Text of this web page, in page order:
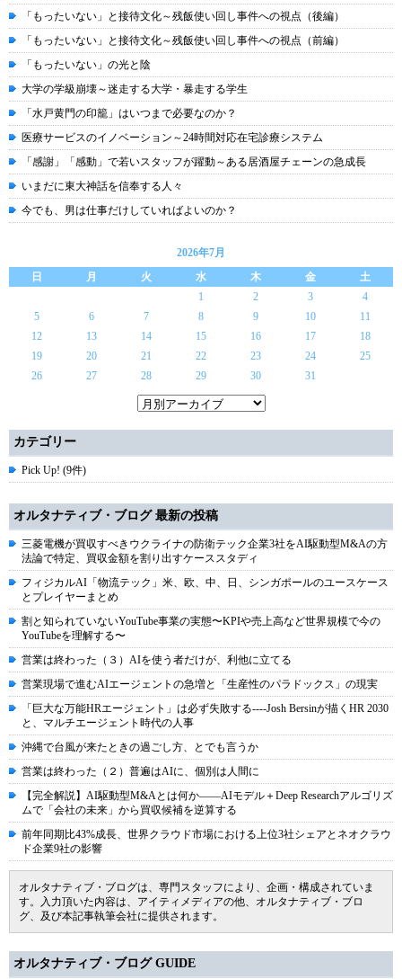
「もったいない」と接待文化～残飯使い回し事件への視点（後編）
「もったいない」と接待文化～残飯使い回し事件への視点（前編）
「もったいない」の光と陰
大学の学級崩壊～迷走する大学・暴走する学生
「水戸黄門の印籠」はいつまで必要なのか？
医療サービスのイノベーション～24時間対応在宅診療システム
「感謝」「感動」で若いスタッフが躍動～ある居酒屋チェーンの急成長
いまだに東大神話を信奉する人々
今でも、男は仕事だけしていればよいのか？
2026年7月
日
月 火 水 木 金
土
1
2 3
4
5
6 7 8 9 10
11
12
13 14 15 16 17
18
19
20 21 22 23 24
25
26
27 28 29 30 31
カテゴリー
Pick Up! (9件)
オルタナティブ・ブログ 最新の投稿
三菱電機が買収すべきウクライナの防衛テック企業3社をAI駆動型M&Aの方
法論で特定、買収金額を割り出すケーススタディ
フィジカルAI「物流テック」米、欧、中、日、シンガポールのユースケース
とプレイヤーまとめ
割と知られていないYouTube事業の実態〜KPIや売上高など世界規模で今の
YouTubeを理解する〜
営業は終わった（３）AIを使う者だけが、利他に立てる
営業現場で進むAIエージェントの急増と「生産性のパラドックス」の現実
「巨大な万能HRエージェント」は必ず失敗する----Josh Bersinが描くHR 2030
と、マルチエージェント時代の人事
沖縄で台風が来たときの過ごし方、とでも言うか
営業は終わった（２）普遍はAIに、個別は人間に
【完全解説】AI駆動型M&Aとは何か――AIモデル＋Deep Researchアルゴリズ
ムで「会社の未来」から買収候補を逆算する
前年同期比43%成長、世界クラウド市場における上位3社シェアとネオクラウ
ド企業9社の影響
オルタナティブ・ブログは、専門スタッフにより、企画・構成されていま
す。入力頂いた内容は、アイティメディアの他、オルタナティブ・ブロ
グ、及び本記事執筆会社に提供されます。
オルタナティブ・ブログ GUIDE